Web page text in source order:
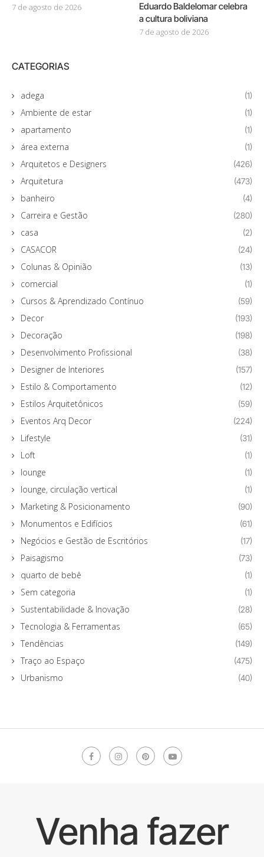
7 de agosto de 2026
Eduardo Baldelomar celebra
a cultura boliviana
7 de agosto de 2026
CATEGORIAS
adega (1)
Ambiente de estar (1)
apartamento (1)
área externa (1)
Arquitetos e Designers (426)
Arquitetura (473)
banheiro (4)
Carreira e Gestão (280)
casa (2)
CASACOR (24)
Colunas & Opinião (13)
comercial (1)
Cursos & Aprendizado Contínuo (59)
Decor (193)
Decoração (198)
Desenvolvimento Profissional (38)
Designer de Interiores (157)
Estilo & Comportamento (12)
Estilos Arquitetônicos (59)
Eventos Arq Decor (224)
Lifestyle (31)
Loft (1)
lounge (1)
lounge, circulação vertical (1)
Marketing & Posicionamento (90)
Monumentos e Edifícios (61)
Negócios e Gestão de Escritórios (17)
Paisagismo (73)
quarto de bebê (1)
Sem categoria (1)
Sustentabilidade & Inovação (28)
Tecnologia & Ferramentas (65)
Tendências (149)
Traço ao Espaço (475)
Urbanismo (40)
Venha fazer